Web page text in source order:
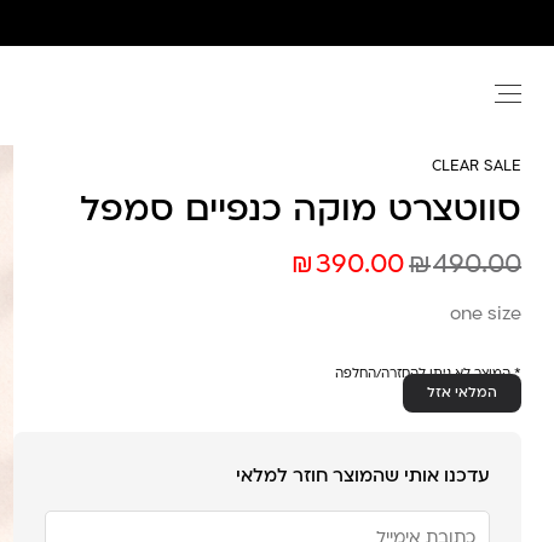
CLEAR SALE
סווטצרט מוקה כנפיים סמפל
₪390.00₪490.00
one size
* המוצר לא ניתן להחזרה/החלפה
המלאי אזל
עדכנו אותי שהמוצר חוזר למלאי
הזן